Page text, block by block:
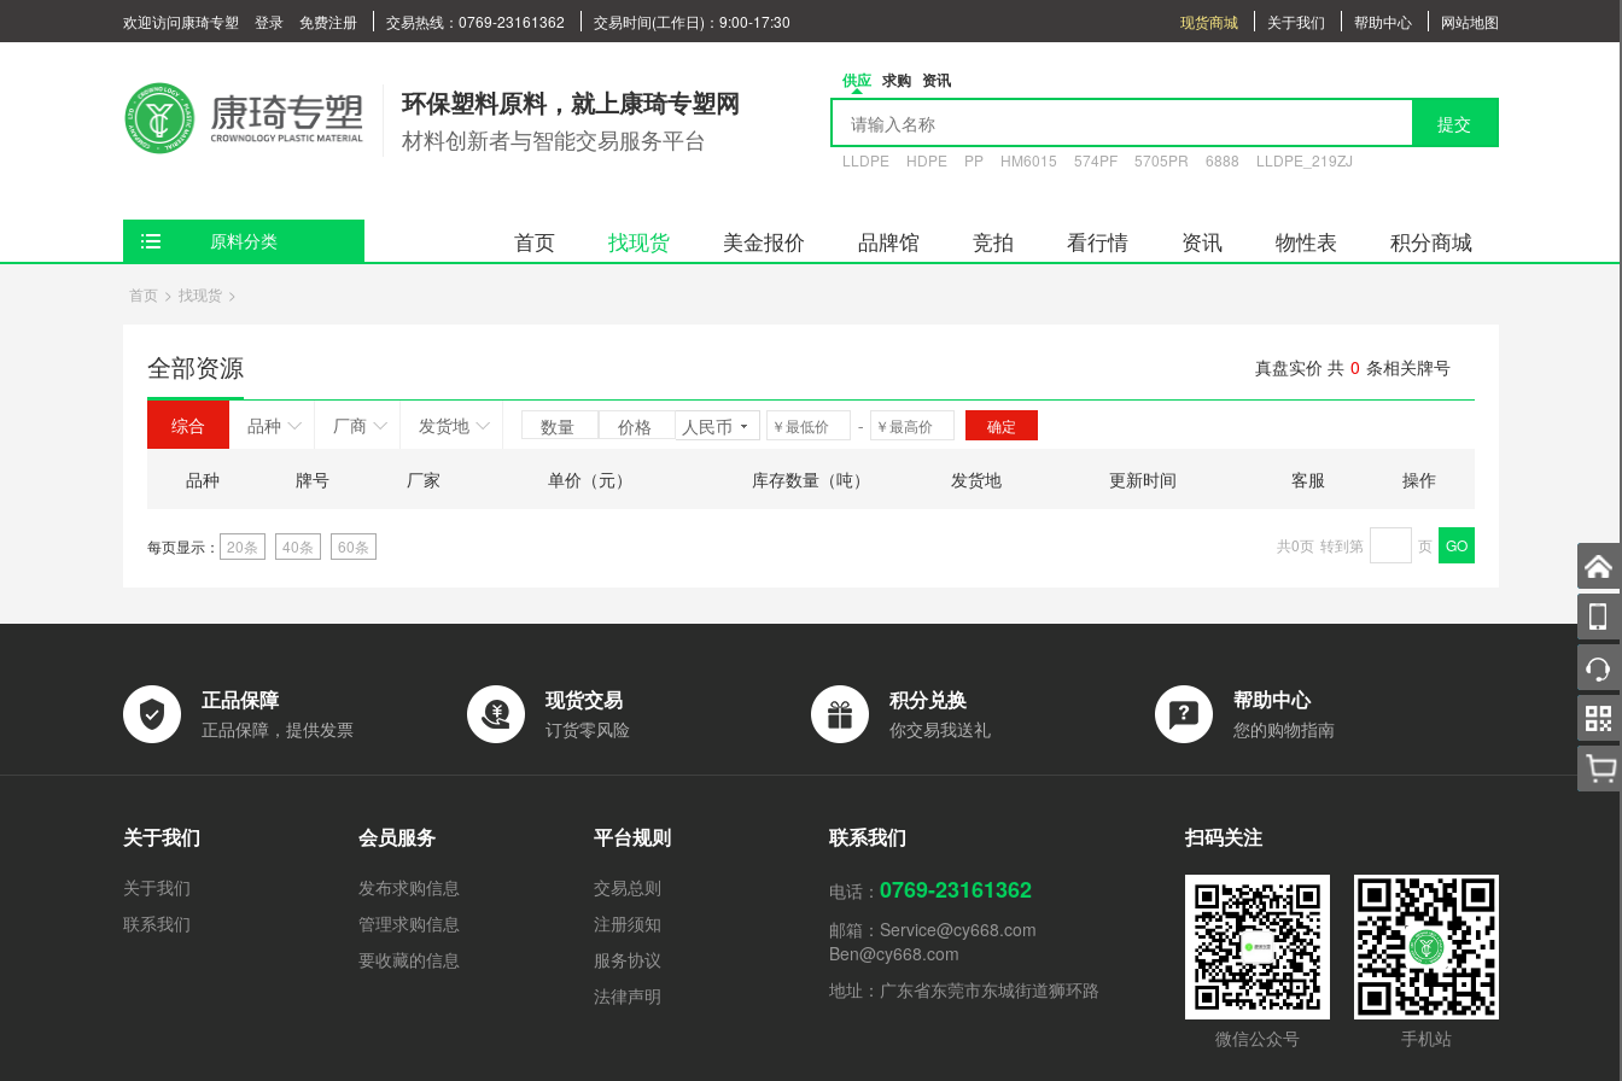
欢迎访问康琦专塑 登录 免费注册 交易热线：0769-23161362 交易时间(工作日)：9:00-17:30 现货商城 关于我们 帮助中心 网站地图
环保塑料原料，就上康琦专塑网
材料创新者与智能交易服务平台
供应 求购 资讯
提交
LLDPE HDPE PP HM6015 574PF 5705PR 6888 LLDPE_219ZJ
原料分类 首页 找现货 美金报价 品牌馆 竞拍 看行情 资讯 物性表 积分商城
首页 > 找现货 >
全部资源 真盘实价 共 0 条相关牌号
综合 品种 厂商 发货地 数量 价格 人民币 -
品种 牌号 厂家 单价（元） 库存数量（吨） 发货地 更新时间 客服 操作
每页显示： 20条 40条 60条 共0页 转到第 页 GO
正品保障
正品保障，提供发票
现货交易
订货零风险
积分兑换
你交易我送礼
帮助中心
您的购物指南
关于我们
关于我们
联系我们
会员服务
发布求购信息
管理求购信息
要收藏的信息
平台规则
交易总则
注册须知
服务协议
法律声明
联系我们
电话： 0769-23161362
邮箱： Service@cy668.com
Ben@cy668.com
地址：广东省东莞市东城街道狮环路
扫码关注
微信公众号 手机站